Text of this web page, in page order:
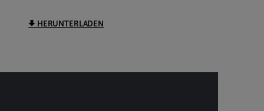
HERUNTERLADEN